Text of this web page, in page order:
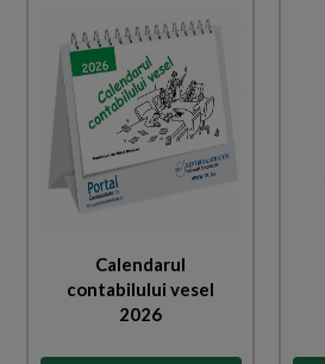
Calendarul
contabilului vesel
2026